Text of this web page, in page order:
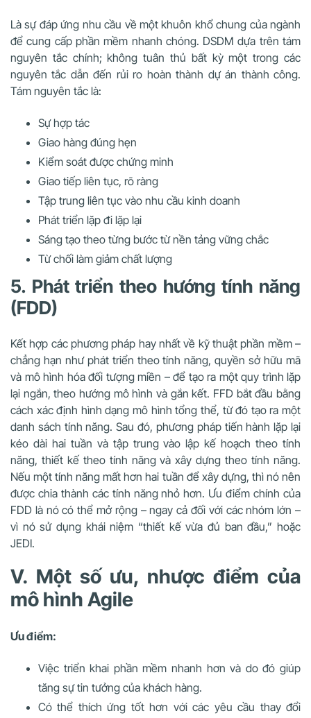
Là sự đáp ứng nhu cầu về một khuôn khổ chung của ngành
để cung cấp phần mềm nhanh chóng. DSDM dựa trên tám
nguyên tắc chính; không tuân thủ bất kỳ một trong các
nguyên tắc dẫn đến rủi ro hoàn thành dự án thành công.
Tám nguyên tắc là:
Sự hợp tác
Giao hàng đúng hẹn
Kiểm soát được chứng minh
Giao tiếp liên tục, rõ ràng
Tập trung liên tục vào nhu cầu kinh doanh
Phát triển lặp đi lặp lại
Sáng tạo theo từng bước từ nền tảng vững chắc
Từ chối làm giảm chất lượng
5. Phát triển theo hướng tính năng
(FDD)
Kết hợp các phương pháp hay nhất về kỹ thuật phần mềm –
chẳng hạn như phát triển theo tính năng, quyền sở hữu mã
và mô hình hóa đối tượng miền – để tạo ra một quy trình lặp
lại ngắn, theo hướng mô hình và gắn kết. FFD bắt đầu bằng
cách xác định hình dạng mô hình tổng thể, từ đó tạo ra một
danh sách tính năng. Sau đó, phương pháp tiến hành lặp lại
kéo dài hai tuần và tập trung vào lập kế hoạch theo tính
năng, thiết kế theo tính năng và xây dựng theo tính năng.
Nếu một tính năng mất hơn hai tuần để xây dựng, thì nó nên
được chia thành các tính năng nhỏ hơn. Ưu điểm chính của
FDD là nó có thể mở rộng – ngay cả đối với các nhóm lớn –
vì nó sử dụng khái niệm “thiết kế vừa đủ ban đầu,” hoặc
JEDI.
V. Một số ưu, nhược điểm của
mô hình Agile
Ưu điểm:
Việc triển khai phần mềm nhanh hơn và do đó giúp
tăng sự tin tưởng của khách hàng.
Có thể thích ứng tốt hơn với các yêu cầu thay đổi